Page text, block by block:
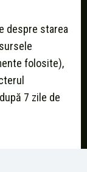
despre starea
folosite),
7 zile de